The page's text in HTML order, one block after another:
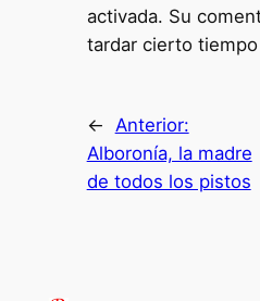
activada. Su
tardar cierto
← Anterior:
Alboronía, la madre
de todos los pistos